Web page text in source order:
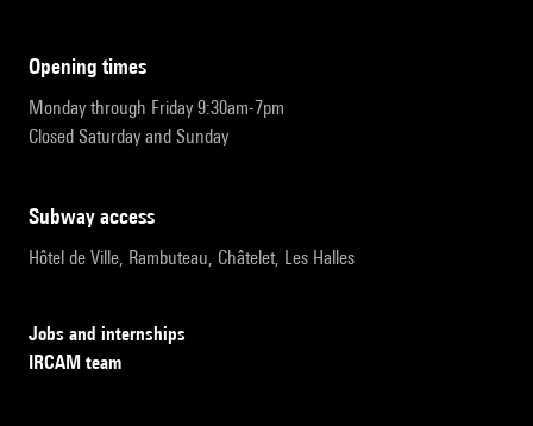
opening times
Monday through Friday 9:30am-7pm
Closed Saturday and Sunday
subway access
Hôtel de Ville, Rambuteau, Châtelet, Les Halles
Jobs and internships
IRCAM team